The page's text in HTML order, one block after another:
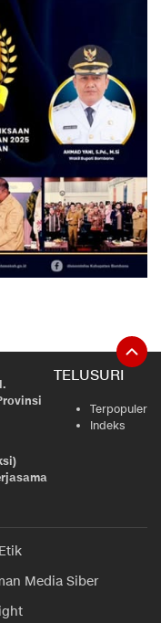
TELUSURI
Terpopuler
Indeks
Media Siber